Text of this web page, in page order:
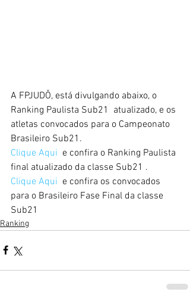
A FPJUDÔ, está divulgando abaixo, o
Ranking Paulista Sub21  atualizado, e os
atletas convocados para o Campeonato
Brasileiro Sub21.
Clique Aqui e confira o Ranking Paulista
final atualizado da classe Sub21 .
Clique Aqui e confira os convocados
para o Brasileiro Fase Final da classe
Sub21
Ranking